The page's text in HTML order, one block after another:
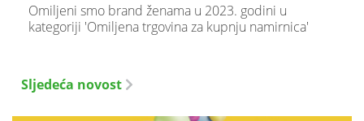
Omiljeni smo brand ženama u 2023. godini u
kategoriji 'Omiljena trgovina za kupnju namirnica'
Sljedeća novost